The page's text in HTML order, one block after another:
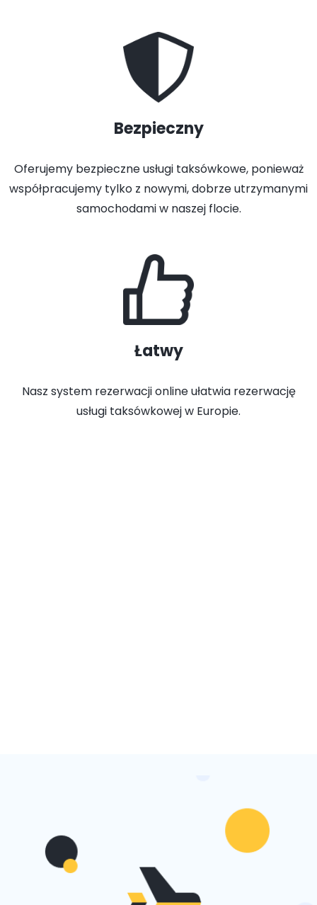
Bezpieczny
Oferujemy bezpieczne usługi taksówkowe, ponieważ
współpracujemy tylko z nowymi, dobrze utrzymanymi
samochodami w naszej flocie.
Łatwy
Nasz system rezerwacji online ułatwia rezerwację
usługi taksówkowej w Europie.